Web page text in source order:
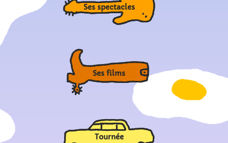
Ses spectacles
Ses films
Tournée